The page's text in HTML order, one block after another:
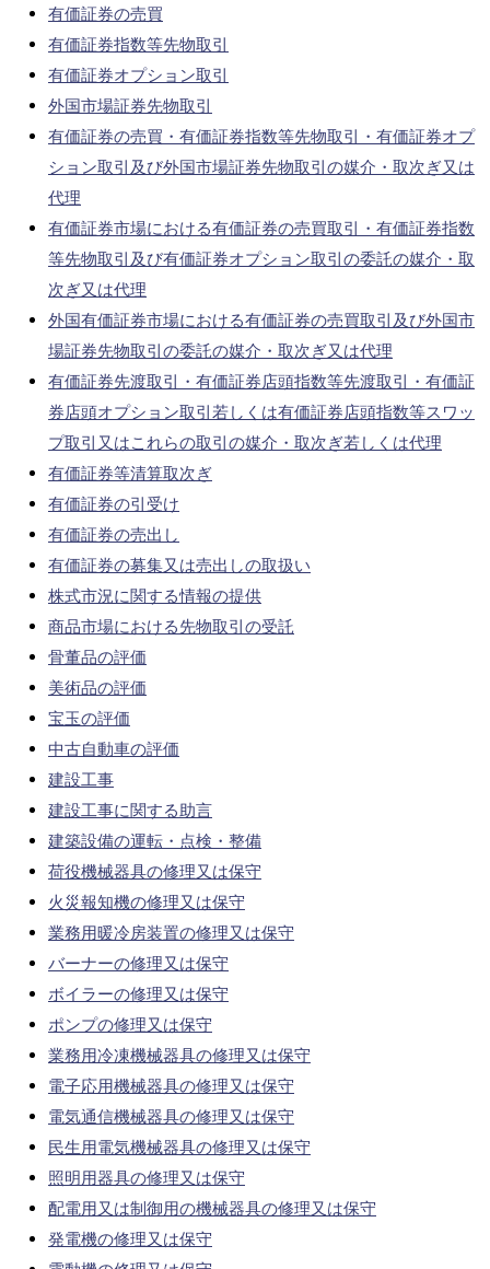
有価証券の売買
有価証券指数等先物取引
有価証券オプション取引
外国市場証券先物取引
有価証券の売買・有価証券指数等先物取引・有価証券オプ
ション取引及び外国市場証券先物取引の媒介・取次ぎ又は
代理
有価証券市場における有価証券の売買取引・有価証券指数
等先物取引及び有価証券オプション取引の委託の媒介・取
次ぎ又は代理
外国有価証券市場における有価証券の売買取引及び外国市
場証券先物取引の委託の媒介・取次ぎ又は代理
有価証券先渡取引・有価証券店頭指数等先渡取引・有価証
券店頭オプション取引若しくは有価証券店頭指数等スワッ
プ取引又はこれらの取引の媒介・取次ぎ若しくは代理
有価証券等清算取次ぎ
有価証券の引受け
有価証券の売出し
有価証券の募集又は売出しの取扱い
株式市況に関する情報の提供
商品市場における先物取引の受託
骨董品の評価
美術品の評価
宝玉の評価
中古自動車の評価
建設工事
建設工事に関する助言
建築設備の運転・点検・整備
荷役機械器具の修理又は保守
火災報知機の修理又は保守
業務用暖冷房装置の修理又は保守
バーナーの修理又は保守
ボイラーの修理又は保守
ポンプの修理又は保守
業務用冷凍機械器具の修理又は保守
電子応用機械器具の修理又は保守
電気通信機械器具の修理又は保守
民生用電気機械器具の修理又は保守
照明用器具の修理又は保守
配電用又は制御用の機械器具の修理又は保守
発電機の修理又は保守